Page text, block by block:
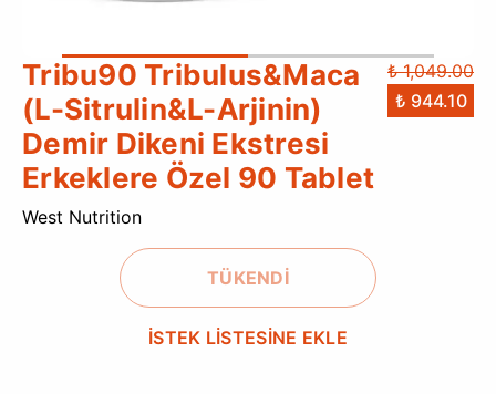
Tribu90 Tribulus&Maca
(L-Sitrulin&L-Arjinin)
Demir Dikeni Ekstresi
Erkeklere Özel 90 Tablet
₺ 1,049.00
₺ 944.10
West Nutrition
TÜKENDİ
İSTEK LİSTESİNE EKLE